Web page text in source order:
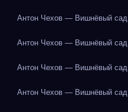
Антон Чехов — Вишнёвый сад
Антон Чехов — Вишнёвый сад
Антон Чехов — Вишнёвый сад
Антон Чехов — Вишнёвый сад